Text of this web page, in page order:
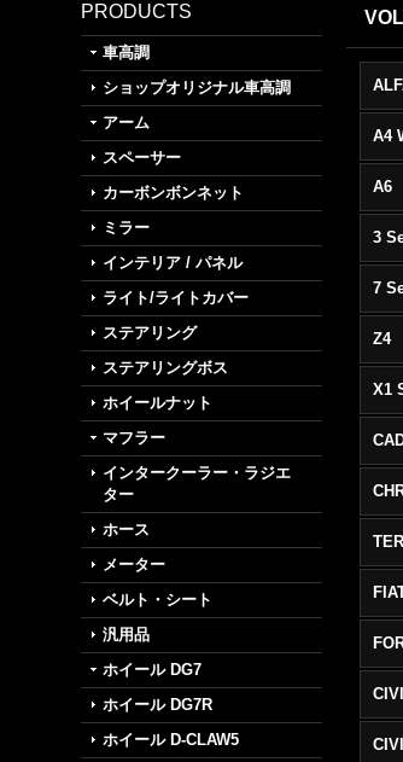
PRODUCTS
車高調
ショップオリジナル車高調
アーム
スペーサー
カーボンボンネット
ミラー
インテリア / パネル
ライト/ライトカバー
ステアリング
ステアリングボス
ホイールナット
マフラー
インタークーラー・ラジエ
ター
ホース
メーター
ベルト・シート
汎用品
ホイール DG7
ホイール DG7R
ホイール D-CLAW5
A4
A6
3
7
Z4
X1